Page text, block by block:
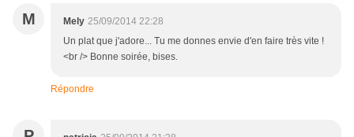
M Mely 25/09/2014 22:28
Un plat que j'adore... Tu me donnes envie d'en faire très vite !
<br /> Bonne soirée, bises.
Répondre